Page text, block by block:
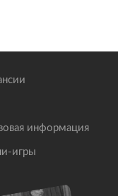
информация
игры